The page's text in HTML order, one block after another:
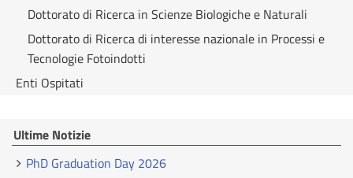
Dottorato di Ricerca in Scienze Biologiche e Naturali
Dottorato di Ricerca di interesse nazionale in Processi e
Tecnologie Fotoindotti
Enti Ospitati
Ultime Notizie
PhD Graduation Day 2026